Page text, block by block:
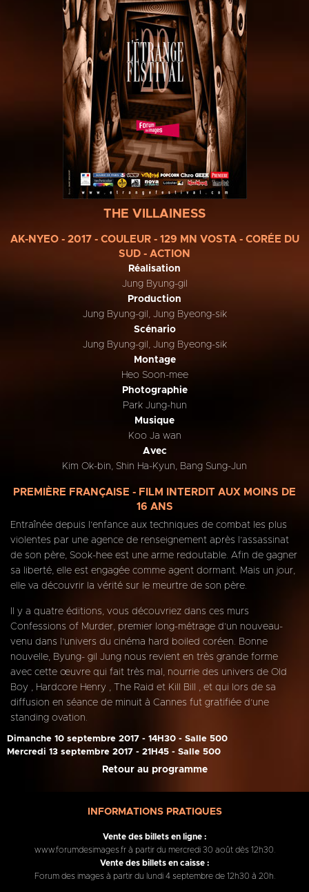
THE VILLAINESS
AK-NYEO - 2017 - COULEUR - 129 MN VOSTA - CORÉE DU
SUD - ACTION
Réalisation
Jung Byung-gil
Production
Jung Byung-gil, Jung Byeong-sik
Scénario
Jung Byung-gil, Jung Byeong-sik
Montage
Heo Soon-mee
Photographie
Park Jung-hun
Musique
Koo Ja wan
Avec
Kim Ok-bin, Shin Ha-Kyun, Bang Sung-Jun
PREMIÈRE FRANÇAISE - FILM INTERDIT AUX MOINS DE
16 ANS
Entraînée depuis l’enfance aux techniques de combat les plus
violentes par une agence de renseignement après l’assassinat
de son père, Sook-hee est une arme redoutable. Afin de gagner
sa liberté, elle est engagée comme agent dormant. Mais un jour,
elle va découvrir la vérité sur le meurtre de son père.
Il y a quatre éditions, vous découvriez dans ces murs
Confessions of Murder, premier long-métrage d’un nouveau-
venu dans l’univers du cinéma hard boiled coréen. Bonne
nouvelle, Byung- gil Jung nous revient en très grande forme
avec cette œuvre qui fait très mal, nourrie des univers de Old
Boy , Hardcore Henry , The Raid et Kill Bill , et qui lors de sa
diffusion en séance de minuit à Cannes fut gratifiée d’une
standing ovation.
Dimanche 10 septembre 2017 - 14H30 - Salle 500
Mercredi 13 septembre 2017 - 21H45 - Salle 500
Retour au programme
INFORMATIONS PRATIQUES
Vente des billets en ligne :
www.forumdesimages.fr à partir du mercredi 30 août dès 12h30.
Vente des billets en caisse :
Forum des images à partir du lundi 4 septembre de 12h30 à 20h.